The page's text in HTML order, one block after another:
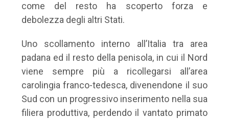
come del resto ha scoperto forza e
debolezza degli altri Stati.
Uno scollamento interno all’Italia tra area
padana ed il resto della penisola, in cui il Nord
viene sempre più a ricollegarsi all’area
carolingia franco-tedesca, divenendone il suo
Sud con un progressivo inserimento nella sua
filiera produttiva, perdendo il vantato primato